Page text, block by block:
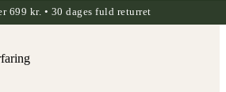
699 kr. • 30 dages fuld returret